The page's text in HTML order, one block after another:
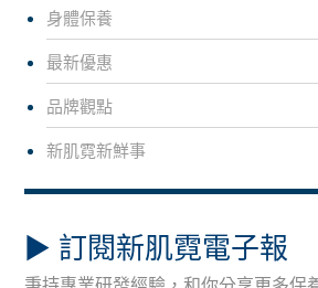
身體保養
最新優惠
品牌觀點
新肌霓新鮮事
▶︎ 訂閱新肌霓電子報